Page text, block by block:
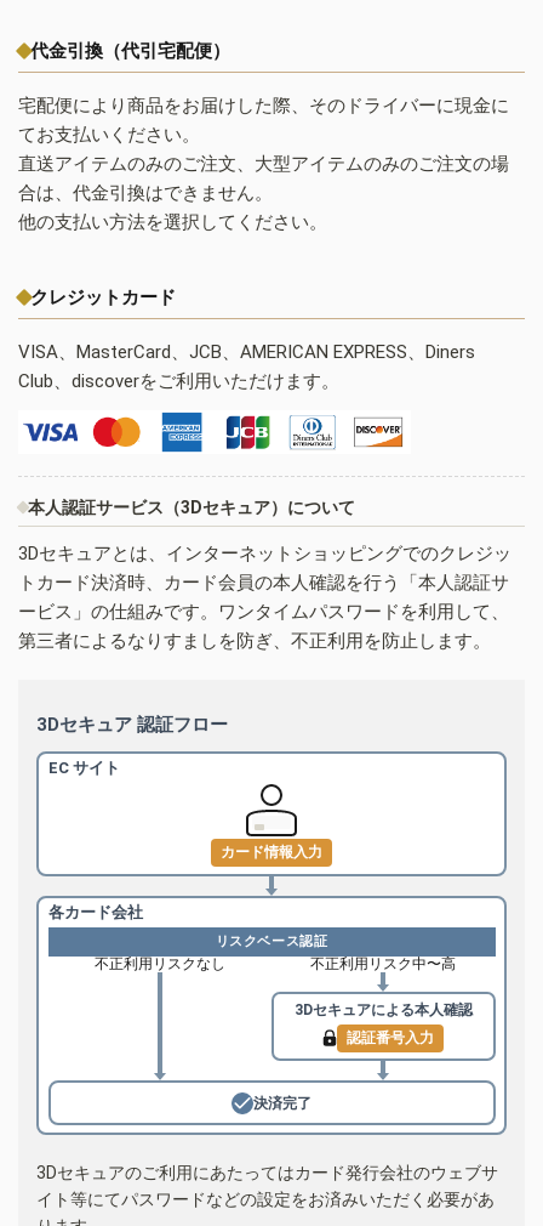
代金引換（代引宅配便）
宅配便により商品をお届けした際、そのドライバーに現金に
てお支払いください。
直送アイテムのみのご注文、大型アイテムのみのご注文の場
合は、代金引換はできません。
他の支払い方法を選択してください。
クレジットカード
VISA、MasterCard、JCB、AMERICAN EXPRESS、Diners
Club、discoverをご利用いただけます。
本人認証サービス（3Dセキュア）について
3Dセキュアとは、インターネットショッピングでのクレジッ
トカード決済時、カード会員の本人確認を行う「本人認証サ
ービス」の仕組みです。ワンタイムパスワードを利用して、
第三者によるなりすましを防ぎ、不正利用を防止します。
3Dセキュア 認証フロー
EC サイト
カード情報入力
各カード会社
リスクベース認証
不正利用リスクなし 不正利用リスク中〜高
3Dセキュアによる本人確認
認証番号入力
決済完了
3Dセキュアのご利用にあたってはカード発行会社のウェブサ
イト等にてパスワードなどの設定をお済みいただく必要があ